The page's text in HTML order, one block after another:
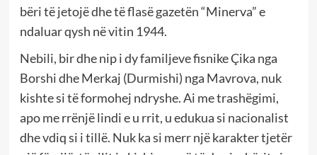
bëri të jetojë dhe të flasë gazetën “Minerva” e
ndaluar qysh në vitin 1944.
Nebili, bir dhe nip i dy familjeve fisnike Çika nga
Borshi dhe Merkaj (Durmishi) nga Mavrova, nuk
kishte si të formohej ndryshe. Ai me trashëgimi,
apo me rrënjë lindi e u rrit, u edukua si nacionalist
dhe vdiq si i tillë. Nuk ka si merr një karakter tjetër